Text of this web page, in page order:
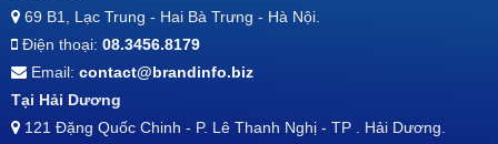
69 B1, Lạc Trung - Hai Bà Trưng - Hà Nội.
Điện thoại: 08.3456.8179
Email: contact@brandinfo.biz
Tại Hải Dương
121 Đặng Quốc Chinh - P. Lê Thanh Nghị - TP . Hải Dương.